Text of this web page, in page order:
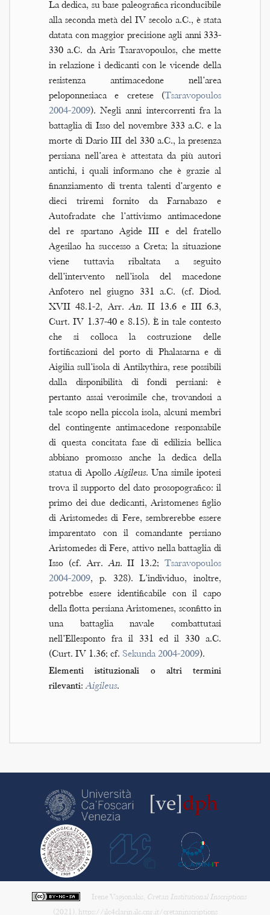
La dedica, su base paleografica riconducibile
alla seconda metà del IV secolo a.C., è stata
datata con maggior precisione agli anni 333-
330 a.C. da Aris Tsaravopoulos, che mette
in relazione i dedicanti con le vicende della
resistenza antimacedone nell’area
peloponnesiaca e cretese (Tsaravopoulos
2004-2009). Negli anni intercorrenti fra la
battaglia di Isso del novembre 333 a.C. e la
morte di Dario III del 330 a.C., la presenza
persiana nell’area è attestata da più autori
antichi, i quali informano che è grazie al
finanziamento di trenta talenti d’argento e
dieci triremi fornito da Farnabazo e
Autofradate che l’attivismo antimacedone
del re spartano Agide III e del fratello
Agesilao ha successo a Creta; la situazione
viene tuttavia ribaltata a seguito
dell’intervento nell’isola del macedone
Anfotero nel giugno 331 a.C. (cf. Diod.
XVII 48.1-2, Arr.An. II 13.6 e III 6.3,
Curt. IV 1.37-40 e 8.15). È in tale contesto
che si colloca la costruzione delle
fortificazioni del porto di Phalasarna e di
Aigilia sull’isola di Antikythira, rese possibili
dalla disponibilità di fondi persiani: è
pertanto assai verosimile che, trovandosi a
tale scopo nella piccola isola, alcuni membri
del contingente antimacedone responsabile
di questa concitata fase di edilizia bellica
abbiano promosso anche la dedica della
statua di ApolloAigileus. Una simile ipotesi
trova il supporto del dato prosopografico: il
primo dei due dedicanti, Aristomenes figlio
di Aristomedes di Fere, sembrerebbe essere
imparentato con il comandante persiano
Aristomedes di Fere, attivo nella battaglia di
Isso (cf. Arr.An. II 13.2; Tsaravopoulos
2004-2009, p. 328). L’individuo, inoltre,
potrebbe essere identificabile con il capo
della flotta persiana Aristomenes, sconfitto in
una battaglia navale combattutasi
nell’Ellesponto fra il 331 ed il 330 a.C.
(Curt. IV 1.36; cf. Sekunda 2004-2009).
Elementi istituzionali o altri termini
rilevanti:Aigileus.
Irene Vagionakis, Cretan Institutional Inscriptions
(2021), https://ilc4clarin.ilc.cnr.it/cretaninscriptions